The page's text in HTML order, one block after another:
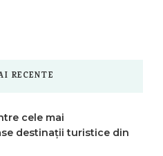
RECENTE
cele mai
destinații turistice din